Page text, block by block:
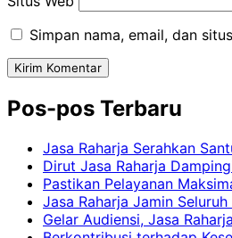
Simpan nama, email, dan
Pos-pos Terbaru
Jasa Raharja Serahkan
Dirut Jasa Raharja
Pastikan Pelayanan
Jasa Raharja Jamin
Gelar Audiensi, Jasa